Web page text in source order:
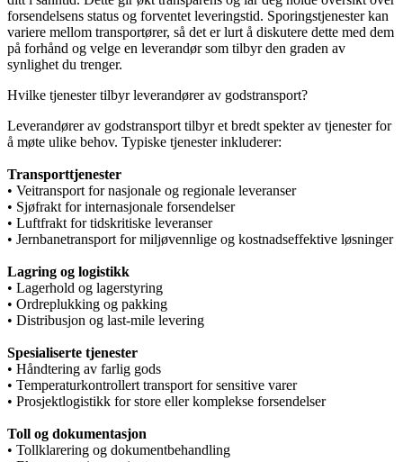
forsendelsens status og forventet leveringstid. Sporingstjenester kan
variere mellom transportører, så det er lurt å diskutere dette med dem
på forhånd og velge en leverandør som tilbyr den graden av
synlighet du trenger.
Hvilke tjenester tilbyr leverandører av godstransport?
Leverandører av godstransport tilbyr et bredt spekter av tjenester for
å møte ulike behov. Typiske tjenester inkluderer:
Transporttjenester
• Veitransport for nasjonale og regionale leveranser
• Sjøfrakt for internasjonale forsendelser
• Luftfrakt for tidskritiske leveranser
• Jernbanetransport for miljøvennlige og kostnadseffektive løsninger
Lagring og logistikk
• Lagerhold og lagerstyring
• Ordreplukking og pakking
• Distribusjon og last-mile levering
Spesialiserte tjenester
• Håndtering av farlig gods
• Temperaturkontrollert transport for sensitive varer
• Prosjektlogistikk for store eller komplekse forsendelser
Toll og dokumentasjon
• Tollklarering og dokumentbehandling